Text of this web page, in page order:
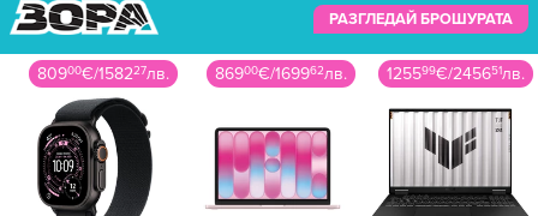
РАЗГЛЕДАЙ БРОШУРАТА
80900€/158227лв. 86900€/169962лв. 125599€/245651лв.